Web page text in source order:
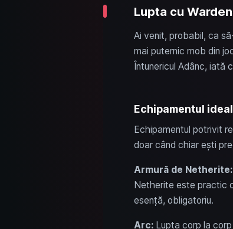
Lupta cu
Ai venit, probabil, ca
mai puternic mob din
Întunericul Adânc, iată
Echipamentul
Echipamentul potrivit
doar când chiar ești
Armură de Netherite:
Netherite este practic
esență, obligatoriu.
Arc:Lupta corp la corp